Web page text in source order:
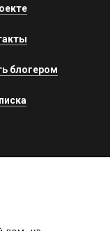
блогером